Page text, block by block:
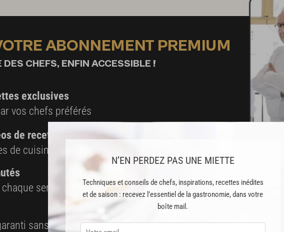
N’EN PERDEZ PAS UNE MIETTE
Techniques et conseils de chefs, inspirations, recettes inédites
et de saison : recevez l’essentiel de la gastronomie, dans votre
boîte mail.
ABONNEMENT PREMIUM
DES CHEFS, ENFIN ACCESSIBLE !
exclusives
vos chefs préférés
de recettes
de cuisine et pâtisserie
semaine
sans publicité